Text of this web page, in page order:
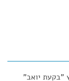
"בקעת יואב"